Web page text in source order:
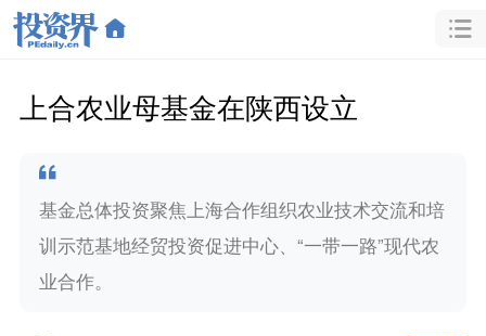
上合农业母基金在陕西设立
基金总体投资聚焦上海合作组织农业技术交流和培
训示范基地经贸投资促进中心、“一带一路”现代农
业合作。